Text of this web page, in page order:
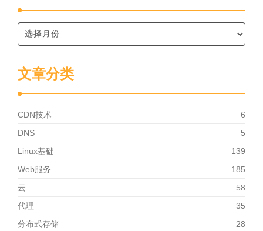
文章分类
CDN技术
6
DNS
5
Linux基础
139
Web服务
185
云
58
代理
35
分布式存储
28